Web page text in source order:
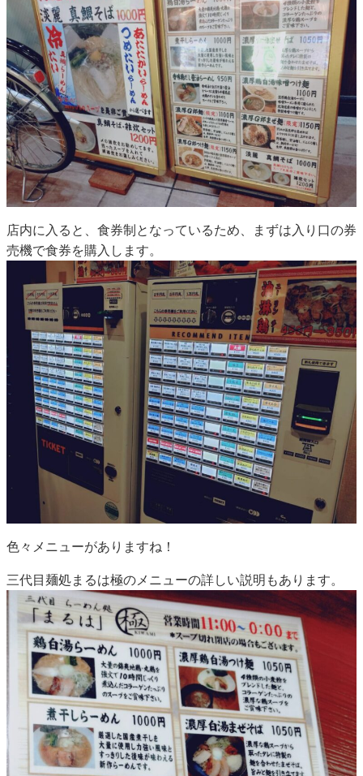
店内に入ると、食券制となっているため、まずは入り口の券
売機で食券を購入します。
色々メニューがありますね！
三代目麺処まるは極のメニューの詳しい説明もあります。